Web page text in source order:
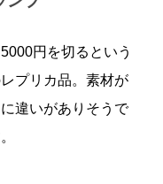
円を切るという
プリカ品。素材が
違いがありそうで